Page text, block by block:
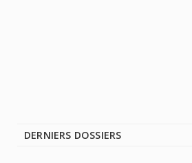
DERNIERS DOSSIERS